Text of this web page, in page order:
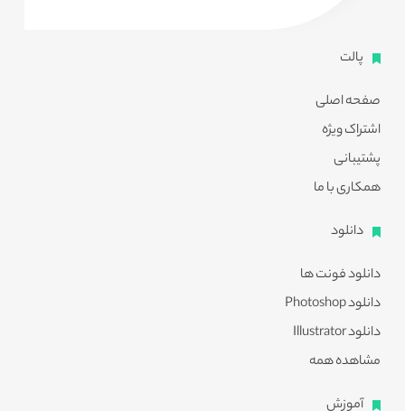
پالت
صفحه اصلی
اشتراک ویژه
پشتیبانی
همکاری با ما
دانلود
دانلود فونت ها
دانلود Photoshop
دانلود Illustrator
مشاهده همه
آموزش